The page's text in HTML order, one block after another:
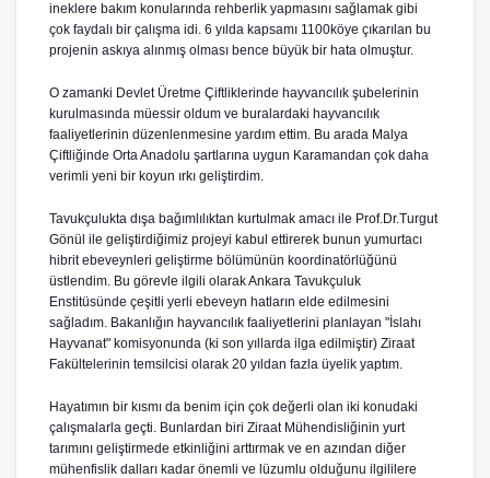
ineklere bakım konularında rehberlik yapmasını sağlamak gibi
çok faydalı bir çalışma idi. 6 yılda kapsamı 1100köye çıkarılan bu
projenin askıya alınmış olması bence büyük bir hata olmuştur.
O zamanki Devlet Üretme Çiftliklerinde hayvancılık şubelerinin
kurulmasında müessir oldum ve buralardaki hayvancılık
faaliyetlerinin düzenlenmesine yardım ettim. Bu arada Malya
Çiftliğinde Orta Anadolu şartlarına uygun Karamandan çok daha
verimli yeni bir koyun ırkı geliştirdim.
Tavukçulukta dışa bağımlılıktan kurtulmak amacı ile Prof.Dr.Turgut
Gönül ile geliştirdiğimiz projeyi kabul ettirerek bunun yumurtacı
hibrit ebeveynleri geliştirme bölümünün koordinatörlüğünü
üstlendim. Bu görevle ilgili olarak Ankara Tavukçuluk
Enstitüsünde çeşitli yerli ebeveyn hatların elde edilmesini
sağladım. Bakanlığın hayvancılık faaliyetlerini planlayan "İslahı
Hayvanat" komisyonunda (ki son yıllarda ilga edilmiştir) Ziraat
Fakültelerinin temsilcisi olarak 20 yıldan fazla üyelik yaptım.
Hayatımın bir kısmı da benim için çok değerli olan iki konudaki
çalışmalarla geçti. Bunlardan biri Ziraat Mühendisliğinin yurt
tarımını geliştirmede etkinliğini arttırmak ve en azından diğer
mühenfislik dalları kadar önemli ve lüzumlu olduğunu ilgililere